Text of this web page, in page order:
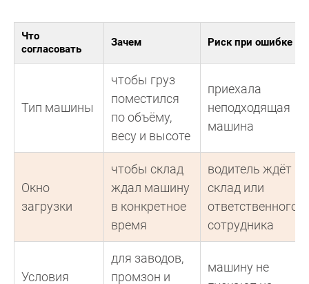
Что
согласовать
Зачем Риск при ошибке
Тип машины
чтобы груз
поместился
по объёму,
весу и высоте
приехала
неподходящая
машина
Окно
загрузки
чтобы склад
ждал машину
в конкретное
время
водитель ждёт
склад или
ответственного
сотрудника
Условия
для заводов,
промзон и
машину не